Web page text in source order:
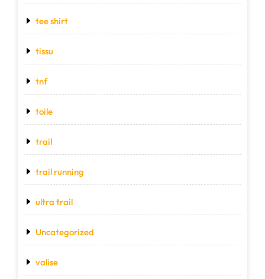
tee shirt
tissu
tnf
toile
trail
trail running
ultra trail
Uncategorized
valise